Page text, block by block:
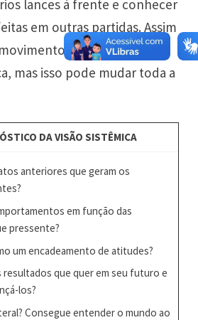
lances à frente e conhecer
em outras partidas. Assim
mexe-se apenas
mas isso pode mudar toda a
DA VISÃO SISTÊMICA
anteriores que geram os
em função das
pressente?
um encadeamento de atitudes?
resultados que quer em seu futuro e
los?
Consegue entender o mundo ao